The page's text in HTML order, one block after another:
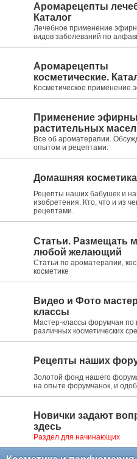
Аромарецепты
Каталог
Лечебное применение
видов заболеваний по
Аромарецепты
косметические.
Косметическое применение
Применение
растительных масел
Все об ароматерапии.
опытом и рецептами.
Домашняя косметика
Рецепты наших бабушек и
изобретения. Кто, что и из
рецептами.
Статьи. Размещать
любой желающий
Статьи по ароматерапии,
косметике
Видео и Фото
классы
Мастер-классы форумчан по
различных косметических
Рецепты наших
Золотой фонд нашего
на опыте форумчанок, и
Новички задают
здесь
Раздел для начинающих